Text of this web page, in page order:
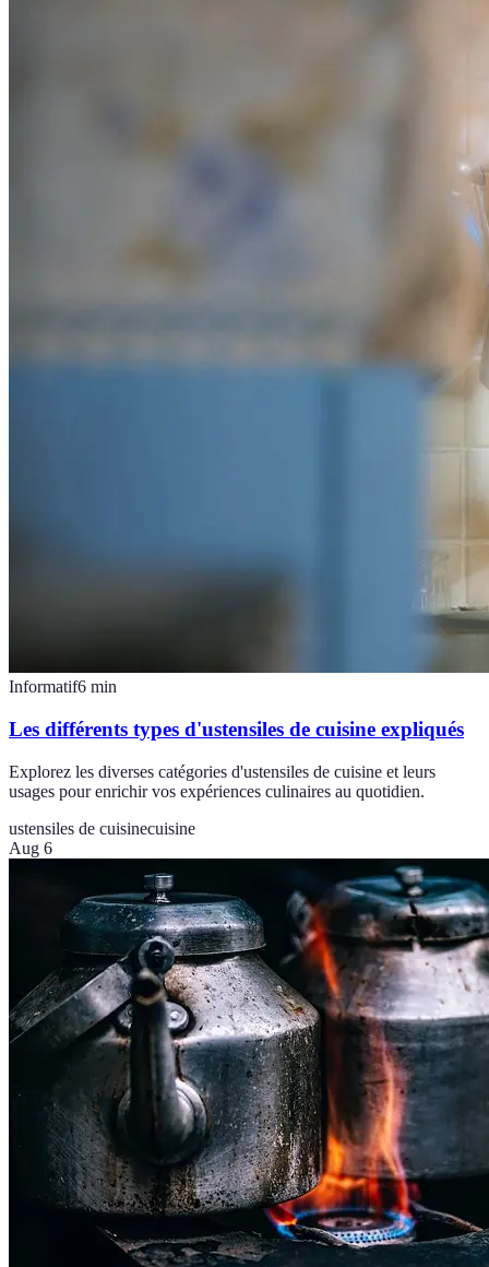
Informatif6 min
Les différents types d'ustensiles de cuisine expliqués
Explorez les diverses catégories d'ustensiles de cuisine et leurs
usages pour enrichir vos expériences culinaires au quotidien.
ustensiles de cuisinecuisine
Aug 6